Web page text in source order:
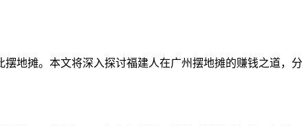
地摊。本文将深入探讨福建人在广州摆地摊的赚钱之道，分